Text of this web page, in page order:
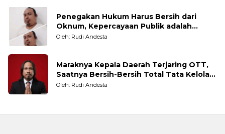
Penegakan Hukum Harus Bersih dari
Oknum, Kepercayaan Publik adalah
Taruhannya
Oleh: Rudi Andesta
Maraknya Kepala Daerah Terjaring OTT,
Saatnya Bersih-Bersih Total Tata Kelola
Pemerintahan
Oleh: Rudi Andesta